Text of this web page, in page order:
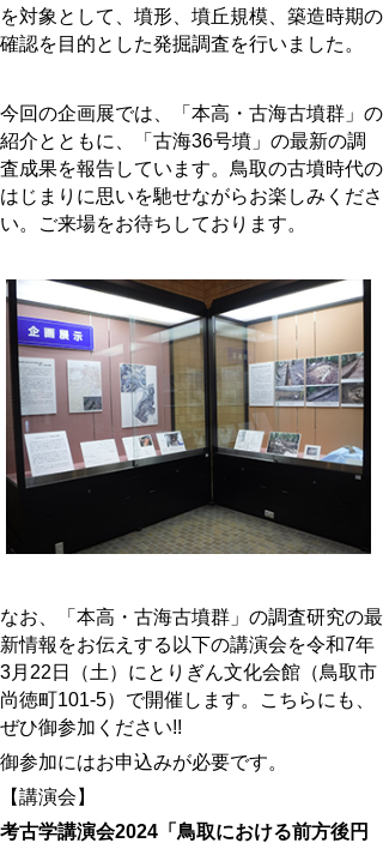
を対象として、墳形、墳丘規模、築造時期の
確認を目的とした発掘調査を行いました。
今回の企画展では、「本高・古海古墳群」の
紹介とともに、「古海36号墳」の最新の調
査成果を報告しています。鳥取の古墳時代の
はじまりに思いを馳せながらお楽しみくださ
い。ご来場をお待ちしております。
なお、「本高・古海古墳群」の調査研究の最
新情報をお伝えする以下の講演会を令和7年
3月22日（土）にとりぎん文化会館（鳥取市
尚徳町101-5）で開催します。こちらにも、
ぜひ御参加ください!!
御参加にはお申込みが必要です。
【講演会】
考古学講演会2024「鳥取における前方後円